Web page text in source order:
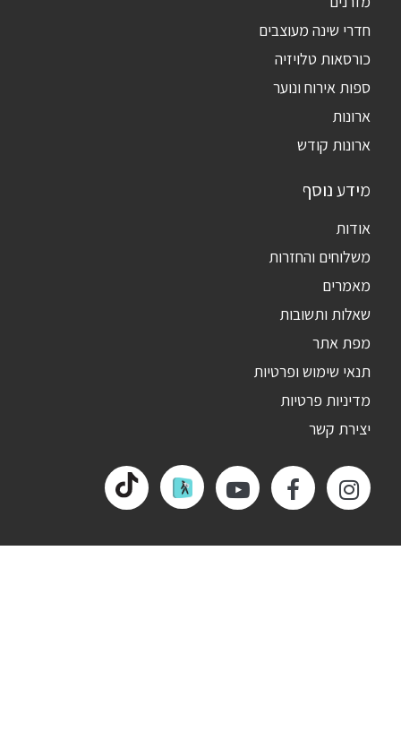
חדרי שינה מעוצבים
כורסאות טלויזיה
ספות אירוח ונוער
ארונות
ארונות קודש
מידע נוסף
אודות
משלוחים והחזרות
מאמרים
שאלות ותשובות
מפת אתר
תנאי שימוש ופרטיות
מדיניות פרטיות
יצירת קשר